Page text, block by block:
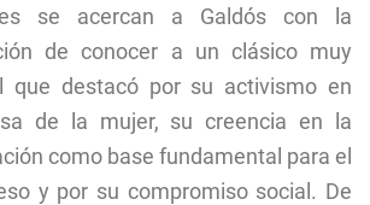
se acercan a Galdós con la
de conocer a un clásico muy
que destacó por su activismo en
de la mujer, su creencia en la
como base fundamental para el
y por su compromiso social. De